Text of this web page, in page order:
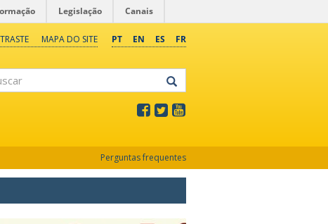
Legislação Canais
PT EN ES FR
MAPA DO SITE
Perguntas frequentes